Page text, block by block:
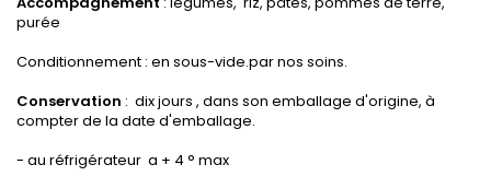
purée
Conditionnement : en sous-vide.par nos soins.
Conservation : dix jours , dans son emballage d'origine, à
compter de la date d'emballage.
- au réfrigérateur a + 4 ° max